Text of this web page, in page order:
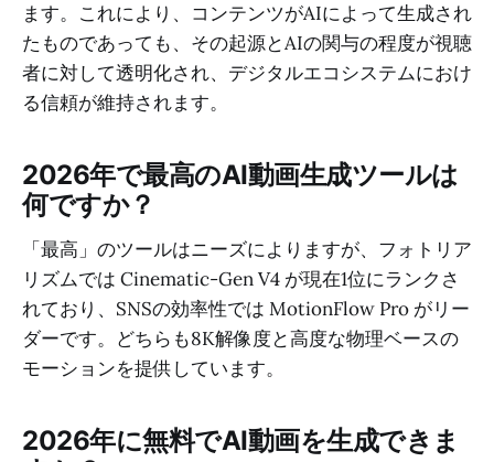
ます。これにより、コンテンツがAIによって生成され
たものであっても、その起源とAIの関与の程度が視聴
者に対して透明化され、デジタルエコシステムにおけ
る信頼が維持されます。
2026年で最高のAI動画生成ツールは
何ですか？
「最高」のツールはニーズによりますが、フォトリア
リズムでは Cinematic-Gen V4 が現在1位にランクさ
れており、SNSの効率性では MotionFlow Pro がリー
ダーです。どちらも8K解像度と高度な物理ベースの
モーションを提供しています。
2026年に無料でAI動画を生成できま